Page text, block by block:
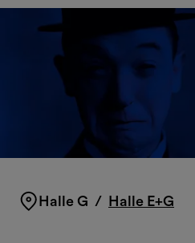
Halle G / Halle E+G